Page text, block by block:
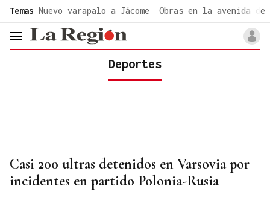
Temas Nuevo varapalo a Jácome Obras en la avenida de
header.menu.open
Deportes
Casi 200 ultras detenidos en Varsovia por
incidentes en partido Polonia-Rusia